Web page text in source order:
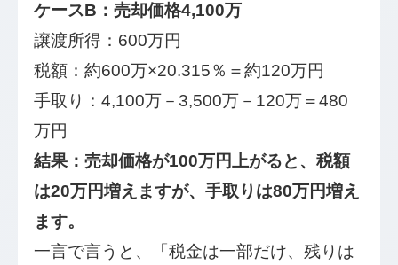
ケースB：売却価格4,100万
譲渡所得：600万円
税額：約600万×20.315％＝約120万円
手取り：4,100万－3,500万－120万＝480
万円
結果：売却価格が100万円上がると、税額
は20万円増えますが、手取りは80万円増え
ます。
一言で言うと、「税金は一部だけ、残りは